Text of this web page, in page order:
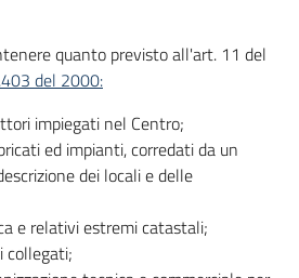
quanto previsto all'art. 11 del
del 2000:
impiegati nel Centro;
ed impianti, corredati da un
dei locali e delle
e relativi estremi catastali;
collegati;